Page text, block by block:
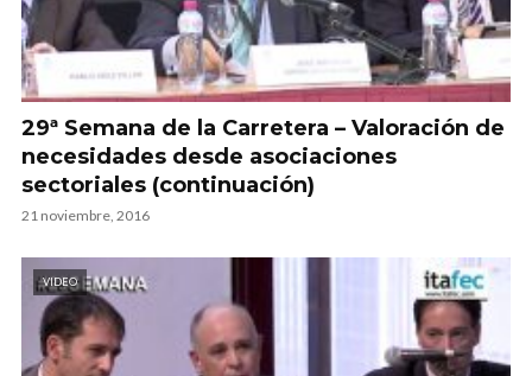
29ª Semana de la Carretera – Valoración de
necesidades desde asociaciones
sectoriales (continuación)
21 noviembre, 2016
VIDEO